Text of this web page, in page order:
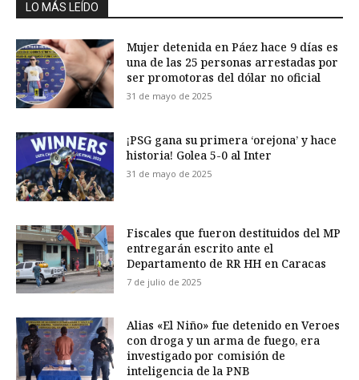
LO MÁS LEÍDO
Mujer detenida en Páez hace 9 días es
una de las 25 personas arrestadas por
ser promotoras del dólar no oficial
31 de mayo de 2025
¡PSG gana su primera ‘orejona’ y hace
historia! Golea 5-0 al Inter
31 de mayo de 2025
Fiscales que fueron destituidos del MP
entregarán escrito ante el
Departamento de RR HH en Caracas
7 de julio de 2025
Alias «El Niño» fue detenido en Veroes
con droga y un arma de fuego, era
investigado por comisión de
inteligencia de la PNB